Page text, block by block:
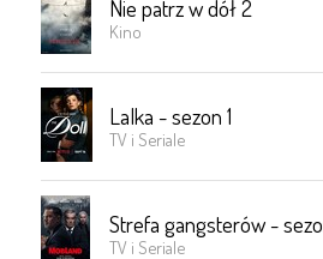
Nie patrz w dół 2
Kino
Lalka - sezon 1
TV i Seriale
Strefa gangsterów -
TV i Seriale